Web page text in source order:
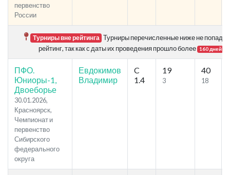
первенство
России
Турниры вне рейтинга Турниры перечисленные ниже не
рейтинг, так как с даты их проведения прошло более
160 дней
ПФО.
Юниоры-1,
Двоеборье
30.01.2026,
Красноярск,
Чемпионат и
первенство
Сибирского
федерального
округа
Евдокимов
Владимир
C
1.4
19
3
40
18